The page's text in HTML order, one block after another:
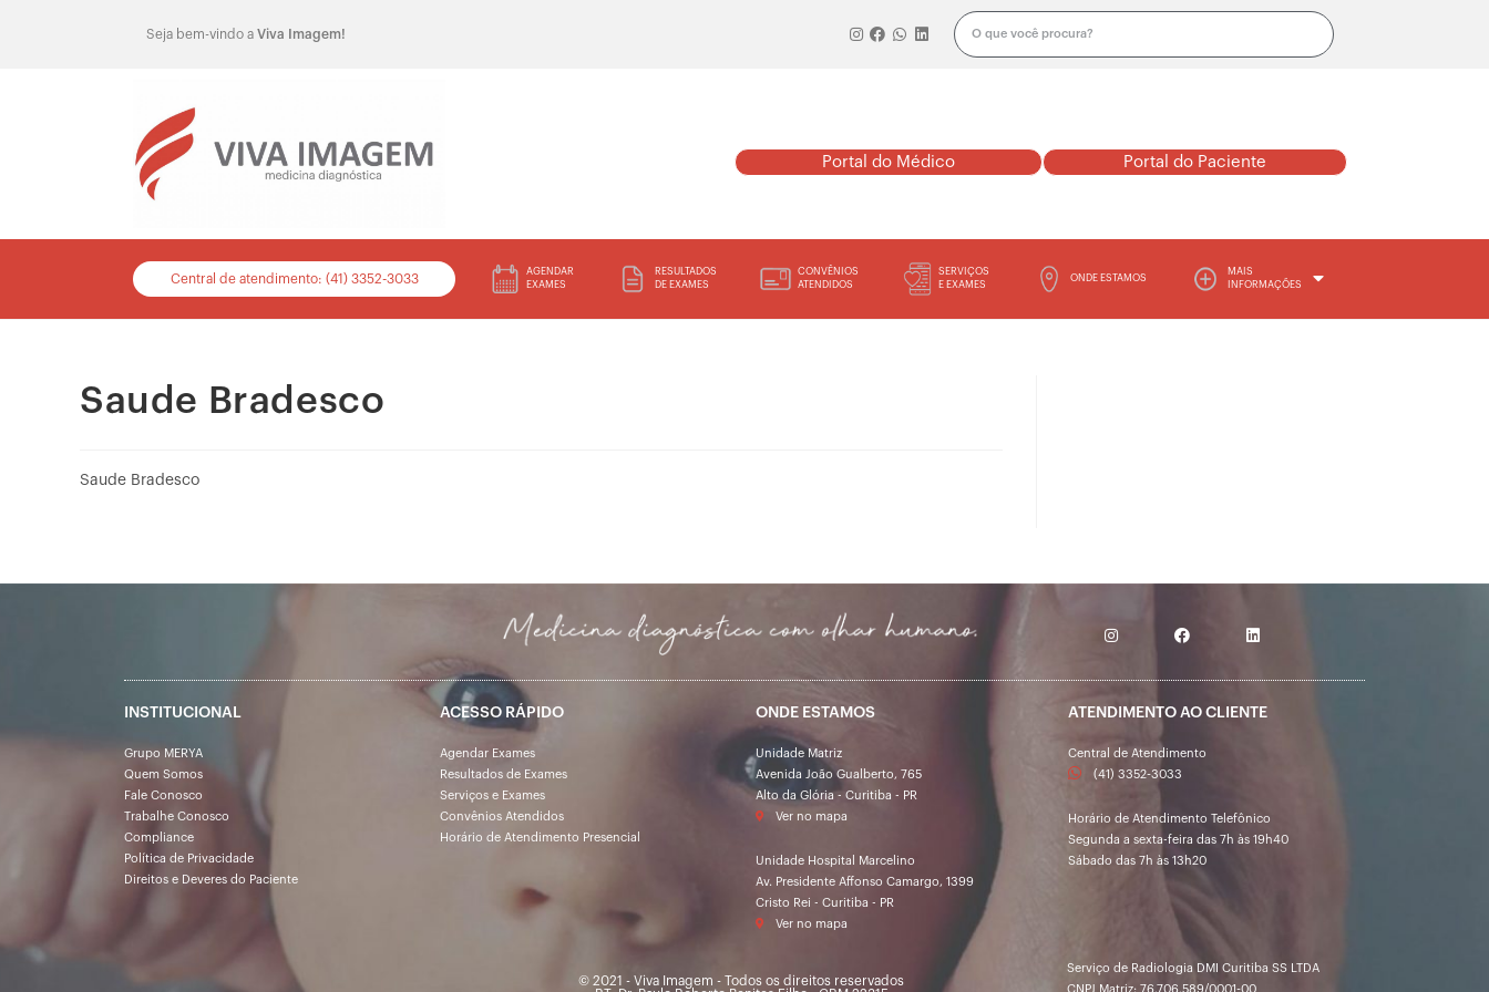
Seja bem-vindo a Viva Imagem!
Portal do Médico Portal do Paciente
Central de atendimento: (41) 3352-3033
AGENDAR
EXAMES
RESULTADOS
DE EXAMES
CONVÊNIOS
ATENDIDOS
SERVIÇOS
E EXAMES
ONDE ESTAMOS
MAIS
INFORMAÇÕES
Saude Bradesco
Saude Bradesco
INSTITUCIONAL
Grupo MERYA
Quem Somos
Fale Conosco
Trabalhe Conosco
Compliance
Política de Privacidade
Direitos e Deveres do Paciente
ACESSO RÁPIDO
Agendar Exames
Resultados de Exames
Serviços e Exames
Convênios Atendidos
Horário de Atendimento Presencial
ONDE ESTAMOS
Unidade Matriz
Avenida João Gualberto, 765
Alto da Glória - Curitiba - PR
Ver no mapa
Unidade Hospital Marcelino
Av. Presidente Affonso Camargo, 1399
Cristo Rei - Curitiba - PR
Ver no mapa
ATENDIMENTO AO CLIENTE
Central de Atendimento
(41) 3352-3033
Horário de Atendimento Telefônico
Segunda a sexta-feira das 7h às 19h40
Sábado das 7h às 13h20
© 2021 - Viva Imagem - Todos os direitos reservados
Serviço de Radiologia DMI Curitiba SS LTDA
CNPJ Matriz: 76.706.589/0001-00